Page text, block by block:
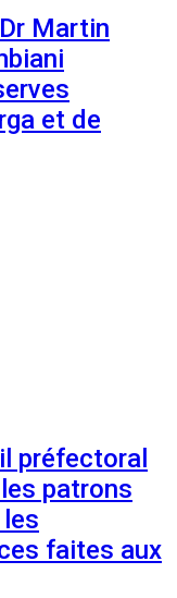
Martin
et de
préfectoral
patrons
faites aux